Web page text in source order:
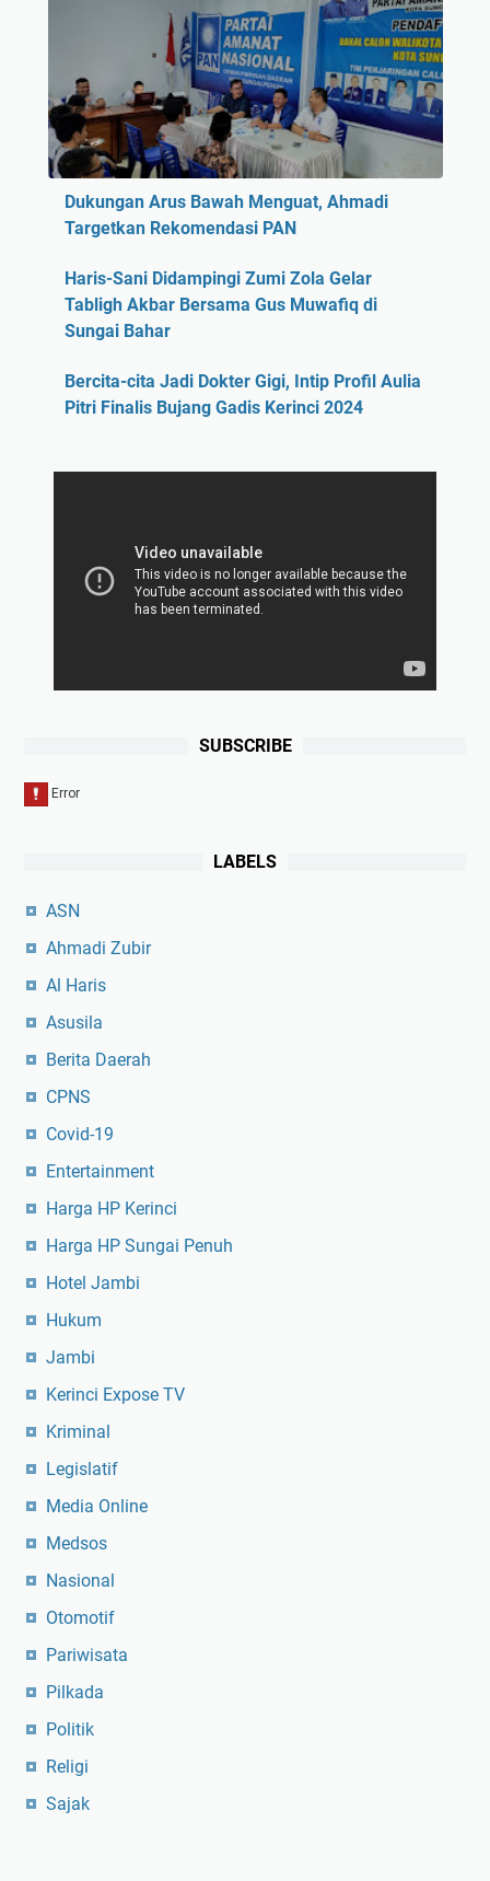
Dukungan Arus Bawah Menguat, Ahmadi
Targetkan Rekomendasi PAN
Haris-Sani Didampingi Zumi Zola Gelar
Tabligh Akbar Bersama Gus Muwafiq di
Sungai Bahar
Bercita-cita Jadi Dokter Gigi, Intip Profil Aulia
Pitri Finalis Bujang Gadis Kerinci 2024
SUBSCRIBE
LABELS
ASN
Ahmadi Zubir
Al Haris
Asusila
Berita Daerah
CPNS
Covid-19
Entertainment
Harga HP Kerinci
Harga HP Sungai Penuh
Hotel Jambi
Hukum
Jambi
Kerinci Expose TV
Kriminal
Legislatif
Media Online
Medsos
Nasional
Otomotif
Pariwisata
Pilkada
Politik
Religi
Sajak